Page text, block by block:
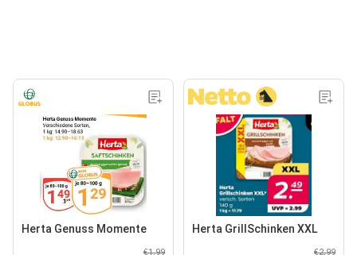
Herta Genuss Momente
€1,99
Herta GrillSchinken XXL
€2,99